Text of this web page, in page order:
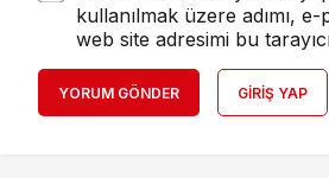
kullanılmak üzere adımı,
web site adresimi bu
YORUM GÖNDER GIRIŞ YAP